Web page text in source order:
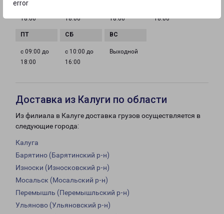
error
18:00
18:00
18:00
18:00
с 09:00 до
18:00
с 10:00 до
16:00
Выходной
Доставка из Калуги по области
Из филиала в Калуге доставка грузов осуществляется в
следующие города:
Калуга
Барятино (Барятинский р-н)
Износки (Износковский р-н)
Мосальск (Мосальский р-н)
Перемышль (Перемышльский р-н)
Ульяново (Ульяновский р-н)